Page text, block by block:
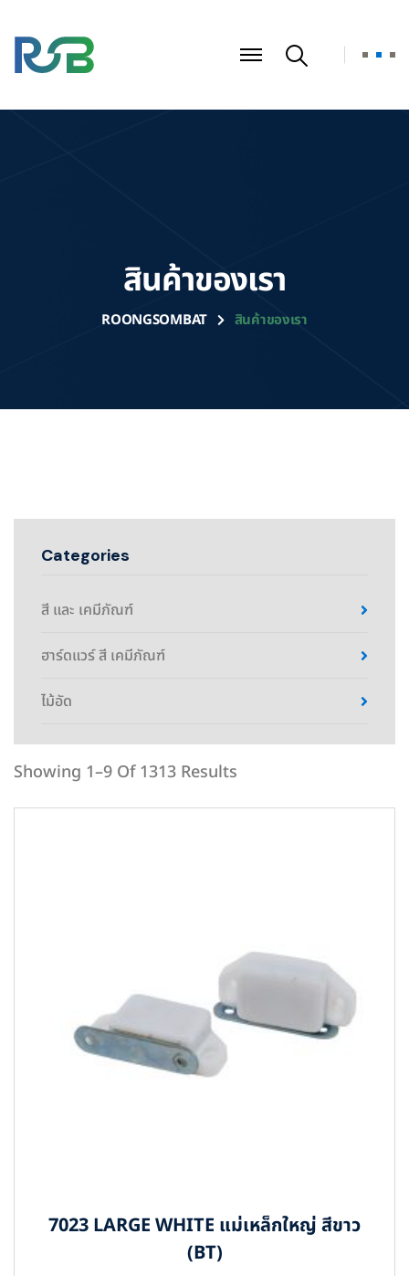
สินค้าของเรา
ROONGSOMBAT สินค้าของเรา
Categories
สี และ เคมีภัณฑ์
ฮาร์ดแวร์ สี เคมีภัณฑ์
ไม้อัด
Showing 1–9 Of 1313 Results
7023 LARGE WHITE แม่เหล็กใหญ่ สีขาว
(BT)